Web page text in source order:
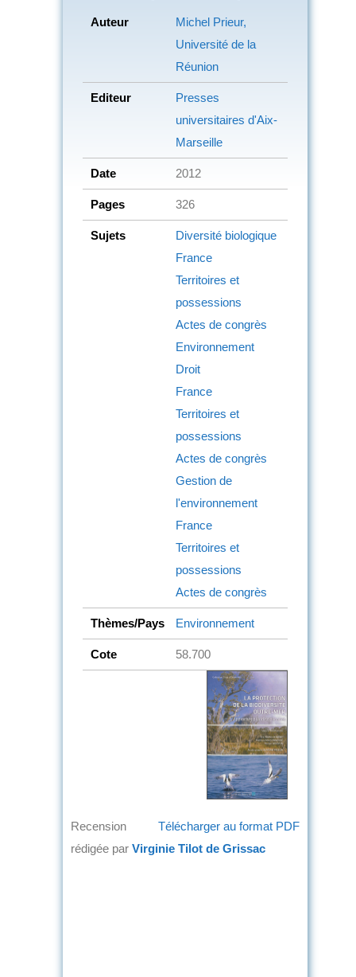
Auteur
Michel Prieur,
Université de la
Réunion
Editeur
Presses
universitaires d'Aix-
Marseille
Date 2012
Pages 326
Sujets
Diversité biologique
France
Territoires et
possessions
Actes de congrès
Environnement
Droit
France
Territoires et
possessions
Actes de congrès
Gestion de
l'environnement
France
Territoires et
possessions
Actes de congrès
Thèmes/Pays Environnement
Cote 58.700
Télécharger au format PDF
Recension
rédigée par Virginie Tilot de Grissac